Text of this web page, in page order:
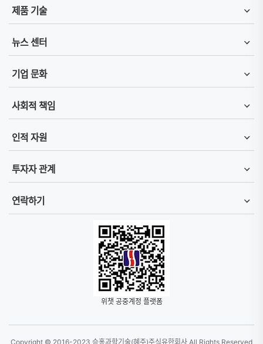
제품 기술
뉴스 센터
기업 문화
사회적 책임
인적 자원
투자자 관계
연락하기
위챗 공중계정 플랫폼
Copyright © 2016-2023 승홍과학기술(혜주)주식유한회사 All Rights Reserved